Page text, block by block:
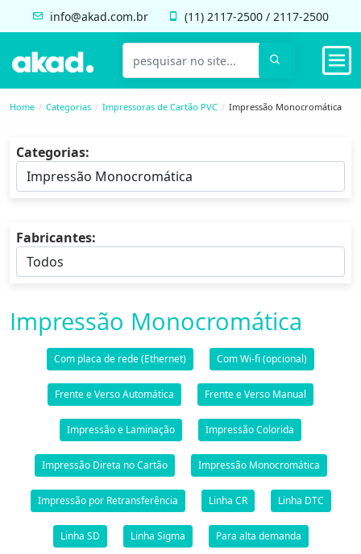
info@akad.com.br (11) 2117-2500 / 2117-2500
Home Categorias Impressoras de Cartão PVC Impressão Monocromática
Categorias:
Fabricantes:
Impressão Monocromática
Com placa de rede (Ethernet) Com Wi-fi (opcional)
Frente e Verso Automática Frente e Verso Manual
Impressão e Laminação Impressão Colorida
Impressão Direta no Cartão Impressão Monocromática
Impressão por Retransferência Linha CR Linha DTC
Linha SD Linha Sigma Para alta demanda